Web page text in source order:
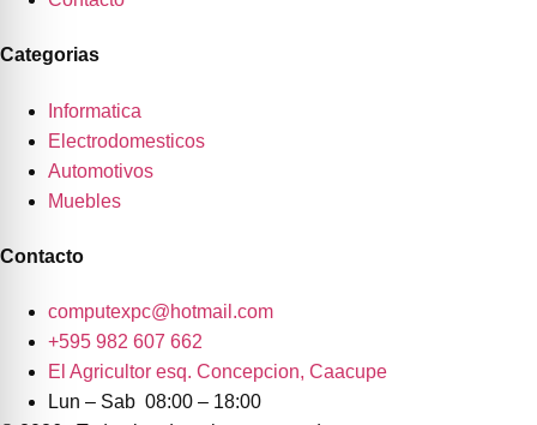
Categorias
Informatica
Electrodomesticos
Automotivos
Muebles
Contacto
computexpc@hotmail.com
+595 982 607 662
El Agricultor esq. Concepcion, Caacupe
Lun – Sab 08:00 – 18:00